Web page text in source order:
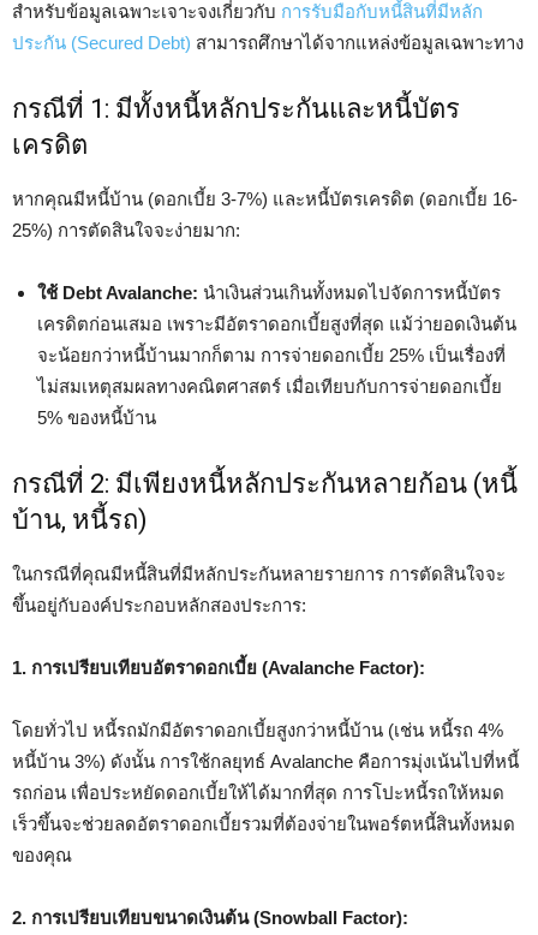
สำหรับข้อมูลเฉพาะเจาะจงเกี่ยวกับ การรับมือกับหนี้สินที่มีหลัก
ประกัน (Secured Debt) สามารถศึกษาได้จากแหล่งข้อมูลเฉพาะทาง
กรณีที่ 1: มีทั้งหนี้หลักประกันและหนี้บัตร
เครดิต
หากคุณมีหนี้บ้าน (ดอกเบี้ย 3-7%) และหนี้บัตรเครดิต (ดอกเบี้ย 16-
25%) การตัดสินใจจะง่ายมาก:
ใช้ Debt Avalanche: นำเงินส่วนเกินทั้งหมดไปจัดการหนี้บัตร
เครดิตก่อนเสมอ เพราะมีอัตราดอกเบี้ยสูงที่สุด แม้ว่ายอดเงินต้น
จะน้อยกว่าหนี้บ้านมากก็ตาม การจ่ายดอกเบี้ย 25% เป็นเรื่องที่
ไม่สมเหตุสมผลทางคณิตศาสตร์ เมื่อเทียบกับการจ่ายดอกเบี้ย
5% ของหนี้บ้าน
กรณีที่ 2: มีเพียงหนี้หลักประกันหลายก้อน (หนี้
บ้าน, หนี้รถ)
ในกรณีที่คุณมีหนี้สินที่มีหลักประกันหลายรายการ การตัดสินใจจะ
ขึ้นอยู่กับองค์ประกอบหลักสองประการ:
1. การเปรียบเทียบอัตราดอกเบี้ย (Avalanche Factor):
โดยทั่วไป หนี้รถมักมีอัตราดอกเบี้ยสูงกว่าหนี้บ้าน (เช่น หนี้รถ 4%
หนี้บ้าน 3%) ดังนั้น การใช้กลยุทธ์ Avalanche คือการมุ่งเน้นไปที่หนี้
รถก่อน เพื่อประหยัดดอกเบี้ยให้ได้มากที่สุด การโปะหนี้รถให้หมด
เร็วขึ้นจะช่วยลดอัตราดอกเบี้ยรวมที่ต้องจ่ายในพอร์ตหนี้สินทั้งหมด
ของคุณ
2. การเปรียบเทียบขนาดเงินต้น (Snowball Factor):